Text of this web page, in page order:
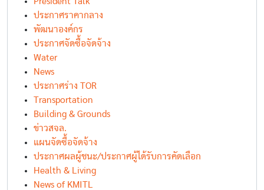
ประกาศราคากลาง
พัฒนาองค์กร
ประกาศจัดซื้อจัดจ้าง
Water
News
ประกาศร่าง TOR
Transportation
Building & Grounds
ข่าวสจล.
แผนจัดซื้อจัดจ้าง
ประกาศผลผู้ชนะ/ประกาศผู้ได้รับการคัดเลือก
Health & Living
News of KMITL